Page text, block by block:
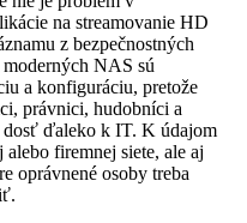
na streamovanie HD
z bezpečnostných
NAS sú
a konfiguráciu, pretože
právnici, hudobníci a
dosť ďaleko k IT. K údajom
firemnej siete, ale aj
oprávnené osoby treba